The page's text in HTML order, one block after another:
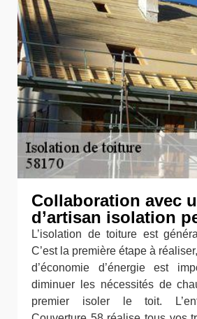
Collaboration avec
d’artisan isolation
L’isolation de toiture est
C’est la première étape à
d’économie d’énergie est
diminuer les nécessités de
premier isoler le toit.